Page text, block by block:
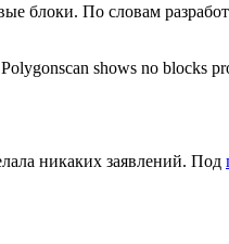
блоки. По словам
shows no blocks
никаких заявлений. Под